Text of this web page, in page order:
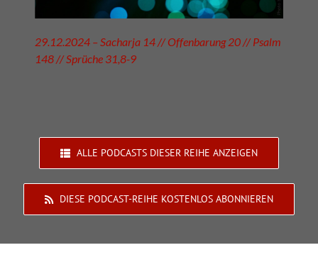
29.12.2024 – Sacharja 14 // Offenbarung 20 // Psalm
148 // Sprüche 31,8-9
ALLE PODCASTS DIESER REIHE ANZEIGEN
DIESE PODCAST-REIHE KOSTENLOS ABONNIEREN